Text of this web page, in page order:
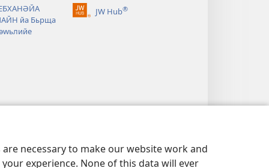
necessary to make our website work and
experience. None of this data will ever
йа Бьрща
JW Hub®
(opens